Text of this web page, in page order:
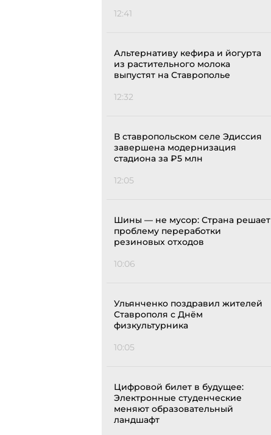
12:41
Альтернативу кефира и йогурта
из растительного молока
выпустят на Ставрополье
12:32
В ставропольском селе Эдиссия
завершена модернизация
стадиона за ₽5 млн
12:05
Шины — не мусор: Страна решает
проблему переработки
резиновых отходов
10:06
Ульянченко поздравил жителей
Ставрополя с Днём
физкультурника
10:05
Цифровой билет в будущее:
Электронные студенческие
меняют образовательный
ландшафт